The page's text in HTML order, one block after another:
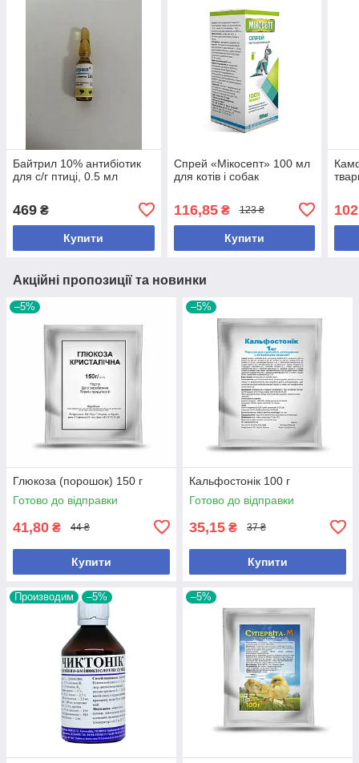
Байтрил 10% антибіотик
для с/г птиці, 0.5 мл
469 ₴
Купити
Спрей «Мікосепт» 100 мл
для котів і собак
116,85₴ 123 ₴
Купити
Акційні пропозиції та новинки
–5%
Глюкоза (порошок) 150 г
Готово до відправки
41,80 ₴ 44 ₴
Купити
–5%
Кальфостонік 100 г
Готово до відправки
35,15 ₴ 37 ₴
Купити
Производим –5% –5%